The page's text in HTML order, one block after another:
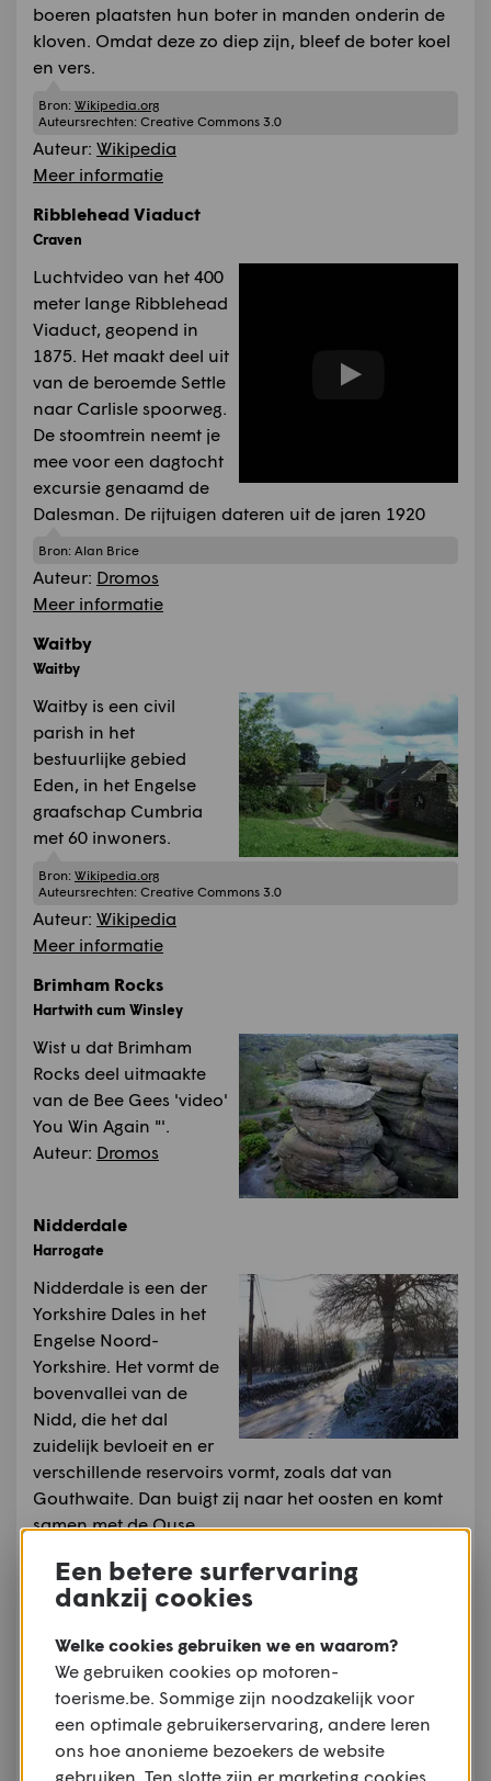
boeren plaatsten hun boter in manden onderin de
kloven. Omdat deze zo diep zijn, bleef de boter koel
en vers.
Bron: Wikipedia.org
Auteursrechten: Creative Commons 3.0
Auteur: Wikipedia
Meer informatie
Ribblehead Viaduct
Craven
Luchtvideo van het 400
meter lange Ribblehead
Viaduct, geopend in
1875. Het maakt deel uit
van de beroemde Settle
naar Carlisle spoorweg.
De stoomtrein neemt je
mee voor een dagtocht
excursie genaamd de
Dalesman. De rijtuigen dateren uit de jaren 1920
Bron: Alan Brice
Auteur: Dromos
Meer informatie
Waitby
Waitby
Waitby is een civil
parish in het
bestuurlijke gebied
Eden, in het Engelse
graafschap Cumbria
met 60 inwoners.
Bron: Wikipedia.org
Auteursrechten: Creative Commons 3.0
Auteur: Wikipedia
Meer informatie
Brimham Rocks
Hartwith cum Winsley
Wist u dat Brimham
Rocks deel uitmaakte
van de Bee Gees 'video'
You Win Again "'.
Auteur: Dromos
Nidderdale
Harrogate
Nidderdale is een der
Yorkshire Dales in het
Engelse Noord-
Yorkshire. Het vormt de
bovenvallei van de
Nidd, die het dal
zuidelijk bevloeit en er
verschillende reservoirs vormt, zoals dat van
Gouthwaite. Dan buigt zij naar het oosten en komt
samen met de Ouse.
Bron:
Wikipedia.org
Auteursrechten:Creative Commons 3.0
Auteur:Wikipedia
Aysgarth
Aysgarth
Aysgarth is een civil
parish in het
Een betere surfervaring
dankzij cookies
Welke cookies gebruiken we en waarom?
We gebruiken cookies op motoren-
toerisme.be. Sommige zijn noodzakelijk voor
een optimale gebruikerservaring, andere leren
ons hoe anonieme bezoekers de website
gebruiken. Ten slotte zijn er marketing cookies